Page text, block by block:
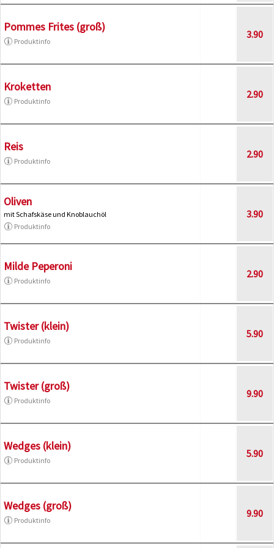
Pommes Frites (groß)
Produktinfo
3.90
Kroketten
Produktinfo
2.90
Reis
Produktinfo
2.90
Oliven
mit Schafskäse und Knoblauchöl
Produktinfo
3.90
Milde Peperoni
Produktinfo
2.90
Twister (klein)
Produktinfo
5.90
Twister (groß)
Produktinfo
9.90
Wedges (klein)
Produktinfo
5.90
Wedges (groß)
Produktinfo
9.90